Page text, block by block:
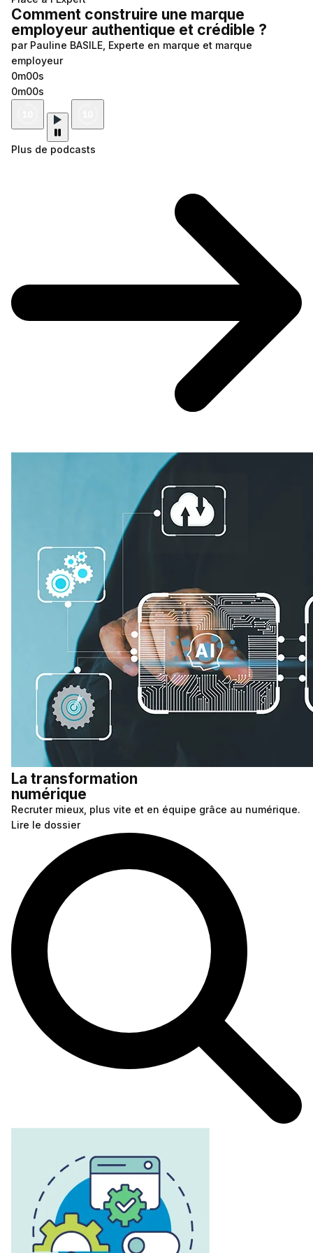
Comment construire une marque
employeur authentique et crédible ?
par Pauline BASILE, Experte en marque et marque
employeur
0m00s
0m00s
Plus de podcasts
La transformation
numérique
Recruter mieux, plus vite et en équipe grâce au numérique.
Lire le dossier